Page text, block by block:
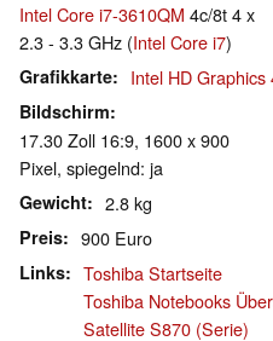
Intel Core i7-3610QM 4c/8t 4 x
2.3 - 3.3 GHz (Intel Core i7)
Grafikkarte Intel HD Graphics
Bildschirm
17.30 Zoll 16:9, 1600 x 900
Pixel, spiegelnd: ja
Gewicht 2.8 kg
Preis 900 Euro
Links
Toshiba Startseite
Toshiba Notebooks
Satellite S870 (Serie)